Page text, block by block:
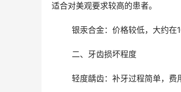
适合对美观要求较高的患者。
银汞合金：价格较低，大约
	二、牙齿损坏程度
轻度龋齿：补牙过程简单，